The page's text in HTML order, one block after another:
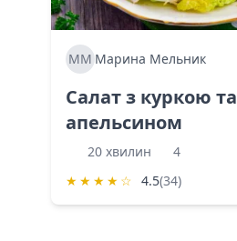
ММ Марина Мельник
Салат з куркою та
апельсином
20 хвилин
4
★ ★ ★ ★ ☆ 4.5(34)